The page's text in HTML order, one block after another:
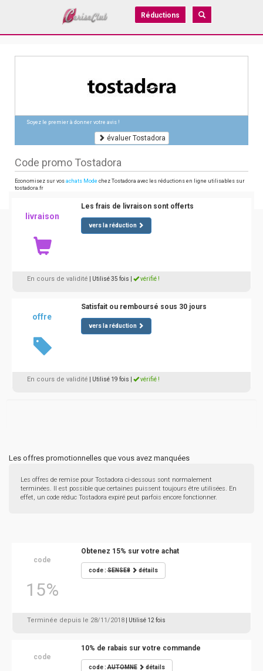
Réductions
Soyez le premier à donner votre avis !
évaluer Tostadora
Code promo Tostadora
Economisez sur vos achats Mode chez Tostadora avec les réductions en ligne utilisables sur
tostadora.fr
livraison
Les frais de livraison sont offerts
vers la réduction
En cours de validité | Utilisé 35 fois vérifié !
offre
Satisfait ou remboursé sous 30 jours
vers la réduction
En cours de validité | Utilisé 19 fois vérifié !
Les offres promotionnelles que vous avez manquées
Les offres de remise pour Tostadora ci-dessous sont normalement
terminées. Il est possible que certaines puissent toujours être utilisées. En
effet, un code réduc Tostadora expiré peut parfois encore fonctionner.
code
15%
Obtenez 15% sur votre achat
code :SENSE8 détails
Terminée depuis le 28/11/2018 | Utilisé 12 fois
code
10% de rabais sur votre commande
code :AUTOMNE détails